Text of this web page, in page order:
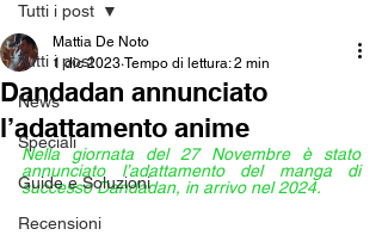
Tutti i post
News
Speciali
Guide e Soluzioni
Recensioni
Tutti i post
Dandadan annunciato
l’adattamento anime
Mattia De Noto
1 dic 2023 Tempo di lettura: 2 min
Nella giornata del 27 Novembre è stato
annunciato l’adattamento del manga di
successo Dandadan, in arrivo nel 2024.